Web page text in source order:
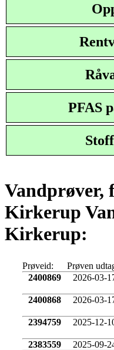
PFAS
Vandprøver,
Kirkerup
Kirkerup:
Prøveid: Prøven
2400869
2026-03-
2400868 2026-03-
2394759 2025-12-
2383559 2025-09-